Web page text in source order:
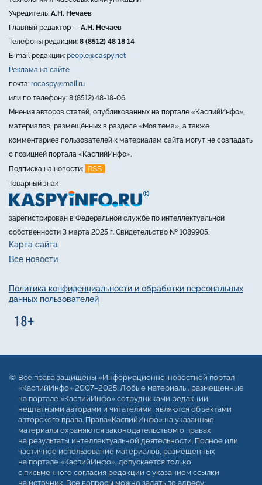
Учредитель: А.Н. Нечаев
Главный редактор — А.Н. Нечаев
Телефоны редакции: 8 (8512) 48 18 14
E-mail редакции: people@caspy.net
Реклама на сайте
почта: rocaspy@mail.ru
или по телефону: 8 (8512) 48-18-06
Мнения авторов статей, опубликованных на портале «КаспийИнфо»,
материалов, размещённых в разделе «Моя тема», а также
комментариев пользователей к материалам сайта могут не совпадать
с позицией портала «КаспийИнфо».
Подписка на новости:
RSS
Товарный знак
зарегистрирован в Федеральной службе по интеллектуальной
собственности 3 марта 2025 г. Свидетельство № 1089905.
Карта сайта
Все новости
Политика конфиденциальности и обработки персональных
данных пользователей
Все права защищены «Информационно-новостной портал
«КаспийИнфо» 2007–2025. Любые материалы, размещенные
на портале «КаспийИнфо» сотрудниками редакции,
нештатными авторами и читателями, являются объектами
авторского права. Права«КаспийИнфо» на указанные
материалы охраняются законодательством о правах
на результаты интеллектуальной деятельности. Полное или
частичное использование материалов, размещенных
на портале «КаспийИнфо», допускается только
с письменного согласия редакции с указанием ссылки
на источник. Все вопросы можно задать по адресу